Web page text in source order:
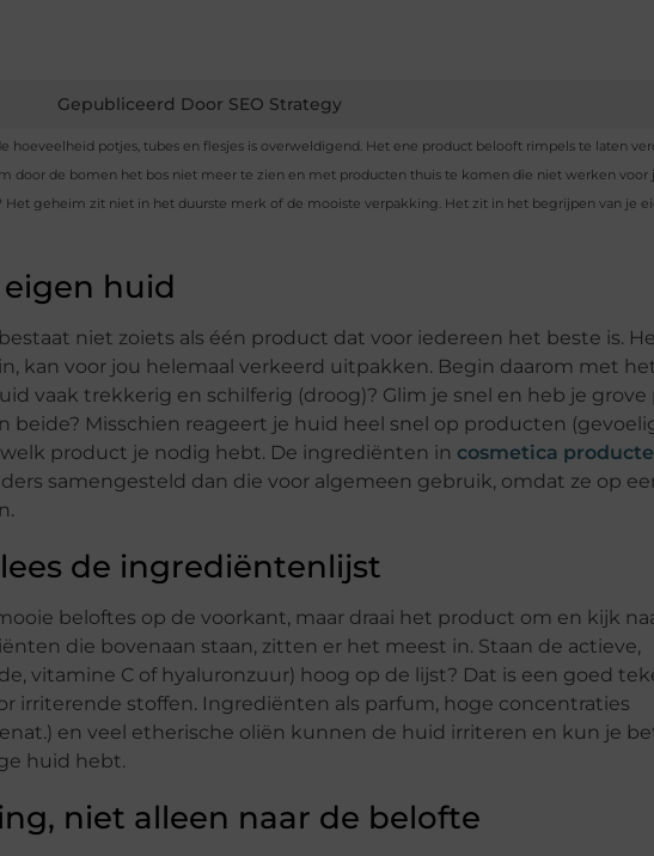
Gepubliceerd Door SEO Strategy
hoeveelheid potjes, tubes en flesjes is overweldigend. Het ene product belooft rimpels te laten
door de bomen het bos niet meer te zien en met producten thuis te komen die niet werken voor
Het geheim zit niet in het duurste merk of de mooiste verpakking. Het zit in het begrijpen van je
huid
niet zoiets als één product dat voor iedereen het beste is.
kan voor jou helemaal verkeerd uitpakken. Begin daarom met
vaak trekkerig en schilferig (droog)? Glim je snel en heb je grove
beide? Misschien reageert je huid heel snel op producten
product je nodig hebt. De ingrediënten in cosmetica
samengesteld dan die voor algemeen gebruik, omdat ze op
de ingrediëntenlijst
beloftes op de voorkant, maar draai het product om en kijk
die bovenaan staan, zitten er het meest in. Staan de actieve,
vitamine C of hyaluronzuur) hoog op de lijst? Dat is een goed
irriterende stoffen. Ingrediënten als parfum, hoge concentraties
en veel etherische oliën kunnen de huid irriteren en kun je
huid hebt.
niet alleen naar de belofte